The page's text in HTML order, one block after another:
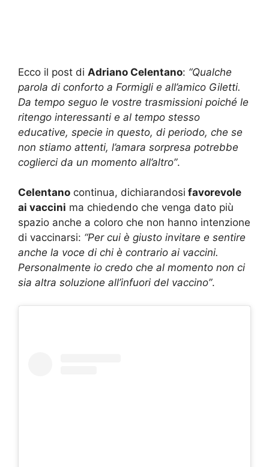
Ecco il post di Adriano Celentano: “Qualche
parola di conforto a Formigli e all’amico Giletti.
Da tempo seguo le vostre trasmissioni poiché le
ritengo interessanti e al tempo stesso
educative, specie in questo, di periodo, che se
non stiamo attenti, l’amara sorpresa potrebbe
coglierci da un momento all’altro”.
Celentano continua, dichiarandosi favorevole
ai vaccini ma chiedendo che venga dato più
spazio anche a coloro che non hanno intenzione
di vaccinarsi: “Per cui è giusto invitare e sentire
anche la voce di chi è contrario ai vaccini.
Personalmente io credo che al momento non ci
sia altra soluzione all’infuori del vaccino”.